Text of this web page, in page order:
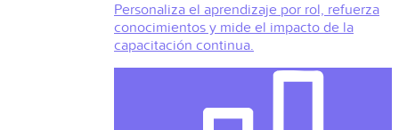
Personaliza el aprendizaje por rol, refuerza
conocimientos y mide el impacto de la
capacitación continua.